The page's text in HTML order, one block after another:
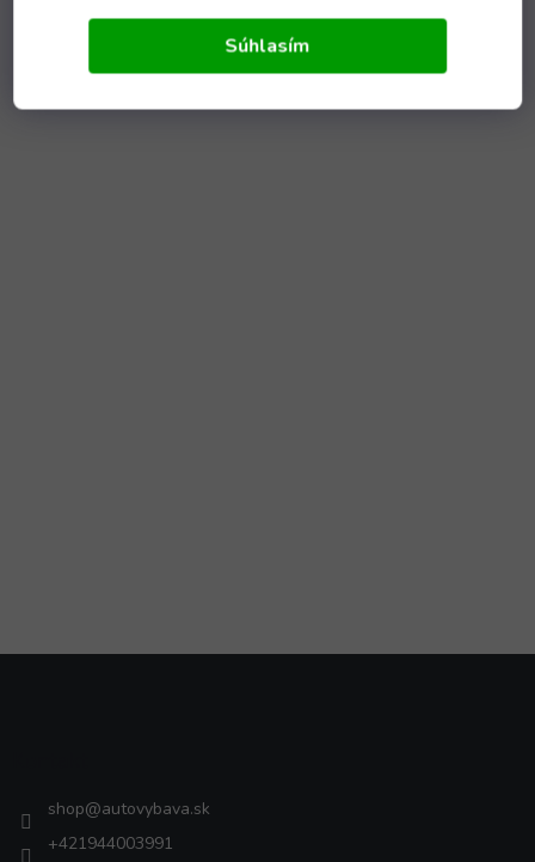
Súhlasím
shop@autovybava.sk
+421944003991